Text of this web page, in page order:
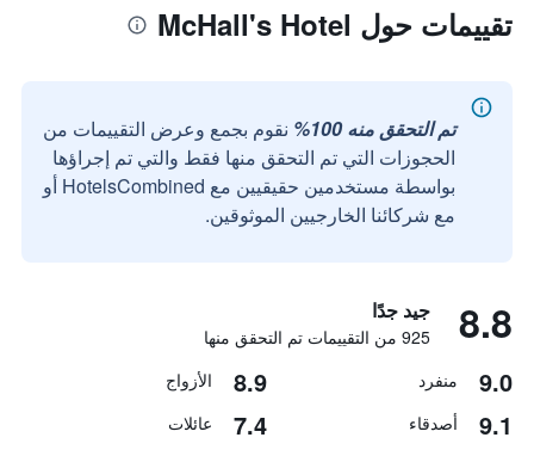
تقييمات حول McHall's Hotel
تم التحقق منه 100%
نقوم بجمع وعرض التقييمات من
الحجوزات التي تم التحقق منها فقط والتي تم إجراؤها
بواسطة مستخدمين حقيقيين مع HotelsCombined أو
مع شركائنا الخارجيين الموثوقين.
8.8 جيد جدًا
925 من التقييمات تم التحقق منها
9.0 منفرد 8.9 الأزواج
9.1 أصدقاء 7.4 عائلات